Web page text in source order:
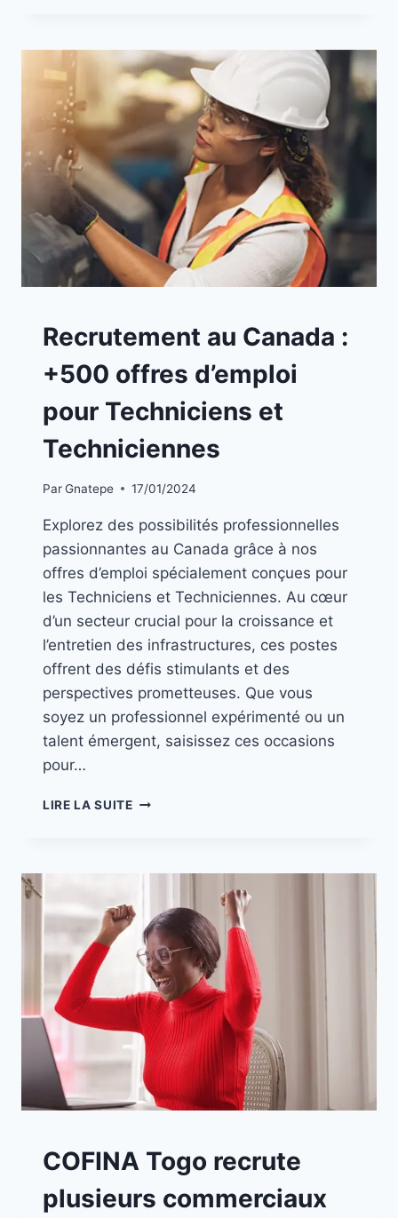
A
LA
|
Recrutement au Canada :
+500 offres d’emploi
pour Techniciens et
Techniciennes
ParGnatepe 17/01/2024
Explorez des possibilités professionnelles
passionnantes au Canada grâce à nos
offres d’emploi spécialement conçues pour
les Techniciens et Techniciennes. Au cœur
d’un secteur crucial pour la croissance et
l’entretien des infrastructures, ces postes
offrent des défis stimulants et des
perspectives prometteuses. Que vous
soyez un professionnel expérimenté ou un
talent émergent, saisissez ces occasions
pour…
LIRE LA SUITE
A
LA
COFINA Togo recrute
plusieurs commerciaux